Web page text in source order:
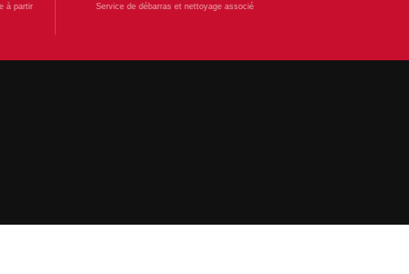
à partir Service de débarras et nettoyage associé